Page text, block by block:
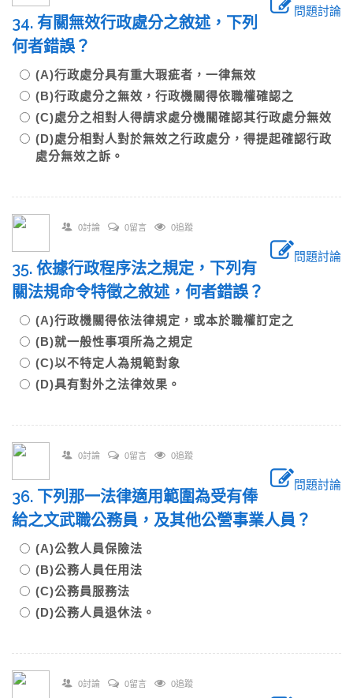
問題討論
34. 有關無效行政處分之敘述，下列
何者錯誤？
(A)行政處分具有重大瑕疵者，一律無效
(B)行政處分之無效，行政機關得依職權確認之
(C)處分之相對人得請求處分機關確認其行政處分無效
(D)處分相對人對於無效之行政處分，得提起確認行政
處分無效之訴。
0討論 0留言 0追蹤
問題討論
35. 依據行政程序法之規定，下列有
關法規命令特徵之敘述，何者錯誤？
(A)行政機關得依法律規定，或本於職權訂定之
(B)就一般性事項所為之規定
(C)以不特定人為規範對象
(D)具有對外之法律效果。
0討論 0留言 0追蹤
問題討論
36. 下列那一法律適用範圍為受有俸
給之文武職公務員，及其他公營事業人員？
(A)公教人員保險法
(B)公務人員任用法
(C)公務員服務法
(D)公務人員退休法。
0討論 0留言 0追蹤